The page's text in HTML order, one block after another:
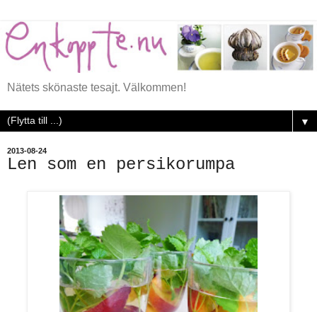
Nätets skönaste tesajt. Välkommen!
▼
2013-08-24
Len som en persikorumpa